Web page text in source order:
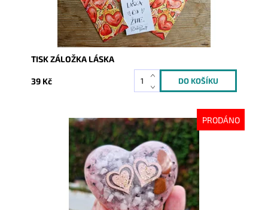
TISK ZÁLOŽKA LÁSKA
39 Kč
PRODÁNO
Vyprodáno
9926